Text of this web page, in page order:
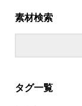
素材検索
タグ一覧